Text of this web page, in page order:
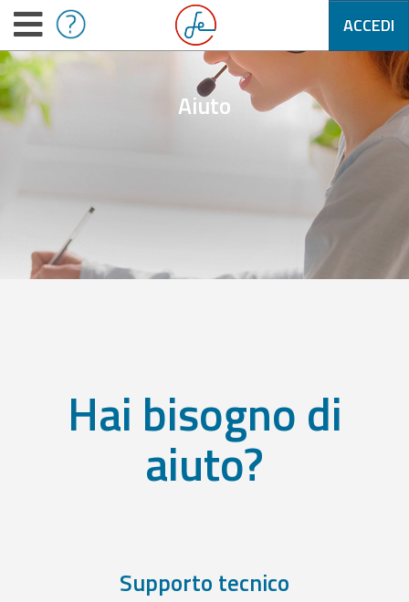
ACCEDI
Aiuto
Hai bisogno di
aiuto?
Supporto tecnico